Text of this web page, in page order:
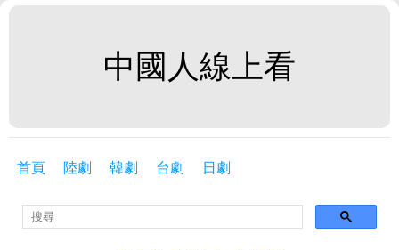
中國人線上看
首頁 陸劇 韓劇 台劇 日劇